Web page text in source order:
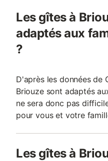
Les gîtes à
adaptés aux
?
D'après les données de
Briouze sont adaptés
ne sera donc pas
pour vous et votre
Les gîtes à